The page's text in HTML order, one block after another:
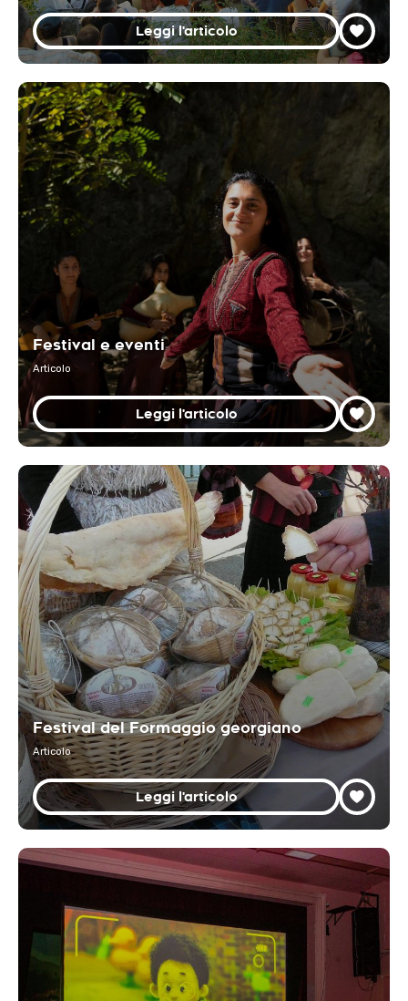
Leggi l'articolo
Festival e eventi
Articolo
Leggi l'articolo
Festival del Formaggio georgiano
Articolo
Leggi l'articolo